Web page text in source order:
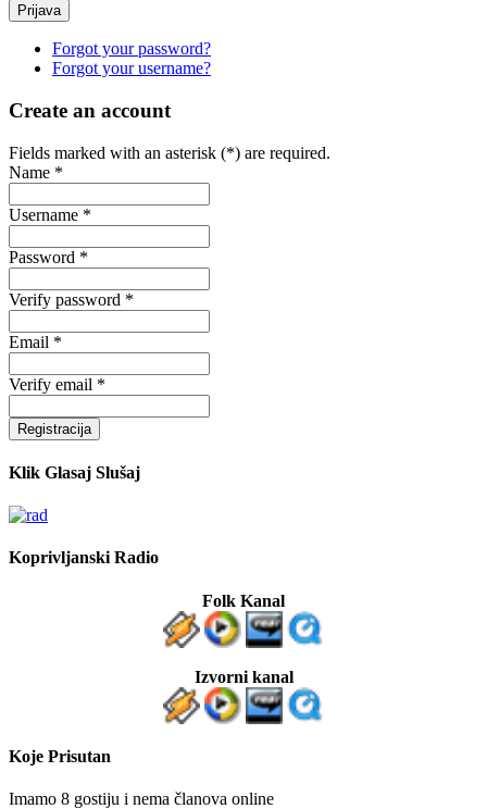
Forgot your password?
Forgot your username?
Create an account
Fields marked with an asterisk (*) are required.
Name *
Username *
Password *
Verify password *
Email *
Verify email *
Registracija
Klik Glasaj Slušaj
Koprivljanski Radio
Folk Kanal
Izvorni kanal
Koje Prisutan
Imamo 8 gostiju i nema članova online